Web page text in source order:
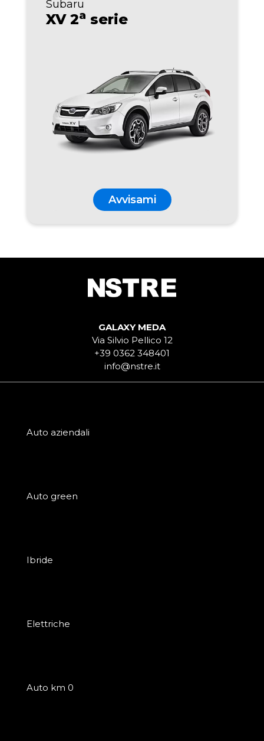
Subaru
XV 2a serie
Avvisami
GALAXY MEDA
Via Silvio Pellico 12
+39 0362 348401
info@nstre.it
Auto aziendali
Auto green
Ibride
Elettriche
Auto km 0